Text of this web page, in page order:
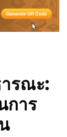
รณะ:
การ